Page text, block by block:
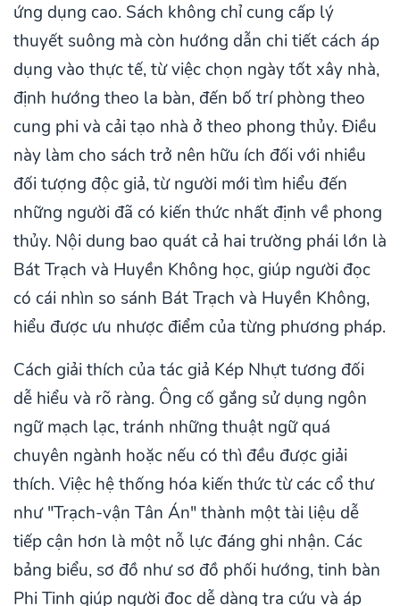
ứng dụng cao. Sách không chỉ cung cấp lý
thuyết suông mà còn hướng dẫn chi tiết cách áp
dụng vào thực tế, từ việc chọn ngày tốt xây nhà,
định hướng theo la bàn, đến bố trí phòng theo
cung phi và cải tạo nhà ở theo phong thủy. Điều
này làm cho sách trở nên hữu ích đối với nhiều
đối tượng độc giả, từ người mới tìm hiểu đến
những người đã có kiến thức nhất định về phong
thủy. Nội dung bao quát cả hai trường phái lớn là
Bát Trạch và Huyền Không học, giúp người đọc
có cái nhìn so sánh Bát Trạch và Huyền Không,
hiểu được ưu nhược điểm của từng phương pháp.
Cách giải thích của tác giả Kép Nhựt tương đối
dễ hiểu và rõ ràng. Ông cố gắng sử dụng ngôn
ngữ mạch lạc, tránh những thuật ngữ quá
chuyên ngành hoặc nếu có thì đều được giải
thích. Việc hệ thống hóa kiến thức từ các cổ thư
như "Trạch-vận Tân Án" thành một tài liệu dễ
tiếp cận hơn là một nỗ lực đáng ghi nhận. Các
bảng biểu, sơ đồ như sơ đồ phối hướng, tinh bàn
Phi Tinh giúp người đọc dễ dàng tra cứu và áp